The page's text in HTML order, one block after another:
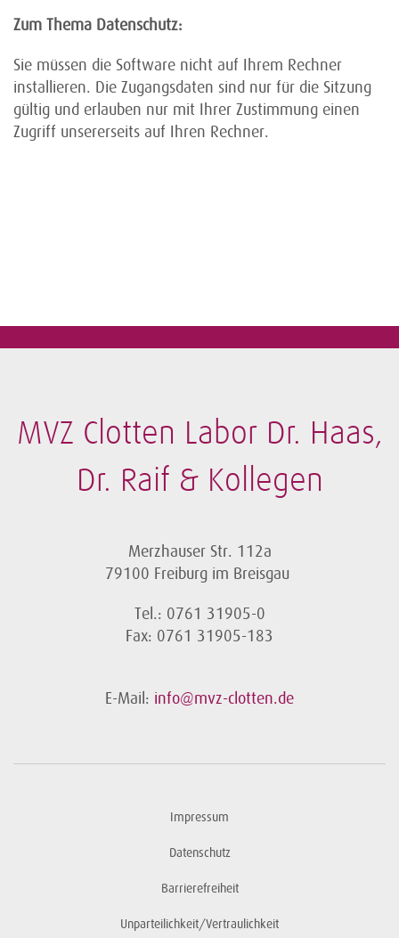
Zum Thema Datenschutz:
Sie müssen die Software nicht auf Ihrem Rechner
installieren. Die Zugangsdaten sind nur für die Sitzung
gültig und erlauben nur mit Ihrer Zustimmung einen
Zugriff unsererseits auf Ihren Rechner.
MVZ Clotten Labor Dr. Haas,
Dr. Raif & Kollegen
Merzhauser Str. 112a
79100 Freiburg im Breisgau
Tel.: 0761 31905-0
Fax: 0761 31905-183
E-Mail: info@mvz-clotten.de
Impressum
Datenschutz
Barrierefreiheit
Unparteilichkeit/Vertraulichkeit